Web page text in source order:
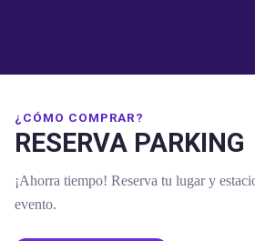
¿CÓMO COMPRAR?
RESERVA PARKING
¡Ahorra tiempo! Reserva tu lugar y
evento.